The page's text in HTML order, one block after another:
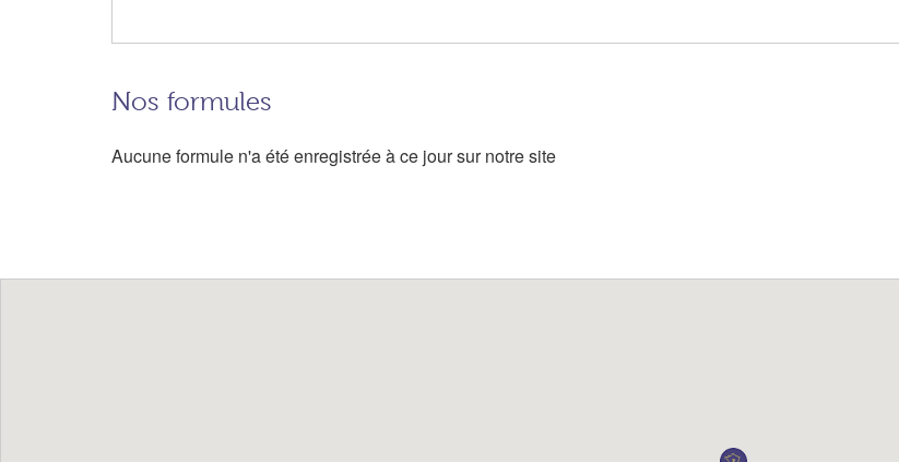
Nos formules
Aucune formule n'a été enregistrée à ce jour sur notre site